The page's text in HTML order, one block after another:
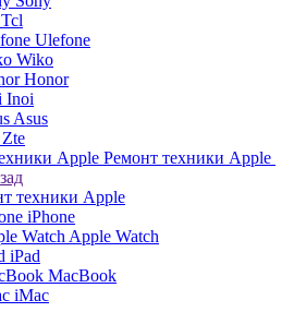
Tcl
Ulefone
Wiko
Honor
Inoi
Asus
Zte
Ремонт техники Apple
техники Apple
iPhone
Apple Watch
iPad
MacBook
iMac